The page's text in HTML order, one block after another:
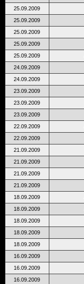
25.09.2009
25.09.2009
25.09.2009
25.09.2009
25.09.2009
24.09.2009
24.09.2009
23.09.2009
23.09.2009
23.09.2009
22.09.2009
22.09.2009
21.09.2009
21.09.2009
21.09.2009
21.09.2009
18.09.2009
18.09.2009
18.09.2009
18.09.2009
18.09.2009
16.09.2009
16.09.2009
16.09.2009